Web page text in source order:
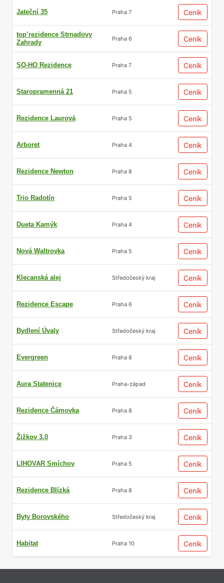
Jateční 35 Praha 7 Ceník
top’rezidence Strnadovy
Zahrady
Praha 6 Ceník
SO-HO Rezidence Praha 7 Ceník
Staropramenná 21 Praha 5 Ceník
Rezidence Laurová Praha 5 Ceník
Arboret Praha 4 Ceník
Rezidence Newton Praha 8 Ceník
Trio Radotín Praha 5 Ceník
Dueta Kamýk Praha 4 Ceník
Nová Waltrovka Praha 5 Ceník
Klecanská alej Středočeský kraj Ceník
Rezidence Escape Praha 6 Ceník
Bydlení Úvaly Středočeský kraj Ceník
Evergreen Praha 8 Ceník
Aura Statenice Praha-západ Ceník
Rezidence Čámovka Praha 8 Ceník
Žižkov 3.0 Praha 3 Ceník
LIHOVAR Smíchov Praha 5 Ceník
Rezidence Blízká Praha 8 Ceník
Byty Borovského Středočeský kraj Ceník
Habitat Praha 10 Ceník